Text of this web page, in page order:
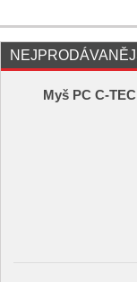
Myš PC C-